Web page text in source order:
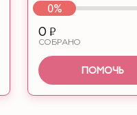
0%
0 ф
СОБРАНО
ПОМОЧЬ